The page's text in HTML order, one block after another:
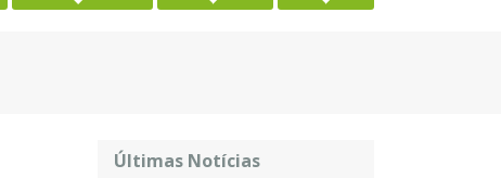
Últimas Notícias